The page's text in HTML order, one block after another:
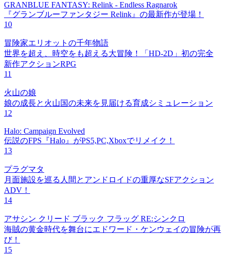
GRANBLUE FANTASY: Relink - Endless Ragnarok
『グランブルーファンタジー Relink』の最新作が登場！
10
冒険家エリオットの千年物語
世界を超え、時空をも超える大冒険！「HD-2D」初の完全
新作アクションRPG
11
火山の娘
娘の成長と火山国の未来を見届ける育成シミュレーション
12
Halo: Campaign Evolved
伝説のFPS『Halo』がPS5,PC,Xboxでリメイク！
13
プラグマタ
月面施設を巡る人間とアンドロイドの重厚なSFアクション
ADV！
14
アサシン クリード ブラック フラッグ RE:シンクロ
海賊の黄金時代を舞台にエドワード・ケンウェイの冒険が再
び！
15